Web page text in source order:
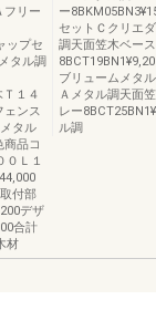
フリー
ップセ
タル調
１４
ェンス
タル
商品コ
０Ｌ１
付部
デザ
合計
材
ー
セットＣクリエ
調天面笠木ベー
ブリュームメタ
Ａメタル調天面
レー
ル調